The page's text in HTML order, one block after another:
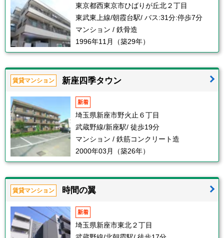
東京都西東京市ひばりが丘北２丁目
東武東上線/朝霞台駅/ バス:31分:停歩7分
マンション / 鉄骨造
1996年11月（築29年）
賃貸マンション 新座四季タウン
新着
埼玉県新座市野火止６丁目
武蔵野線/新座駅/ 徒歩19分
マンション / 鉄筋コンクリート造
2000年03月（築26年）
賃貸マンション 時間の翼
新着
埼玉県新座市東北２丁目